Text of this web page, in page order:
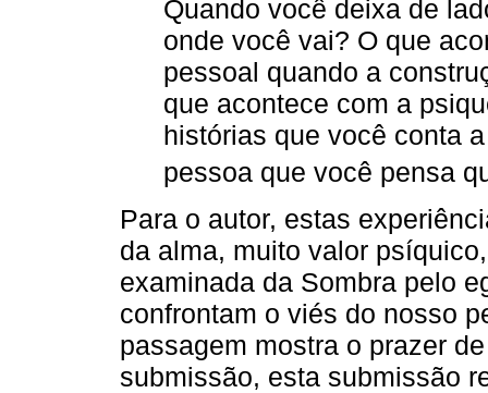
Quando você deixa de
onde você vai? O que
pessoal quando a
que acontece com a
histórias que você conta
pessoa que você pensa
Para o autor, estas
da alma, muito valor
examinada da Sombra pelo
confrontam o viés do nosso
passagem mostra o prazer
submissão, esta submissão